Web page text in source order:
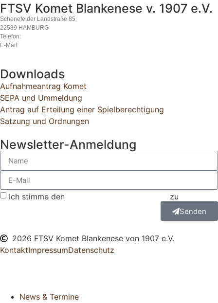
FTSV Komet Blankenese v. 1907 e.V.
Schenefelder Landstraße 85
22589 HAMBURG
Telefon:
E-Mail:
Downloads
Aufnahmeantrag Komet
SEPA und Ummeldung
Antrag auf Erteilung einer Spielberechtigung
Satzung und Ordnungen
Newsletter-Anmeldung
Ich stimme den zu
Senden
2026 FTSV Komet Blankenese von 1907 e.V.
KontaktImpressumDatenschutz
News & Termine